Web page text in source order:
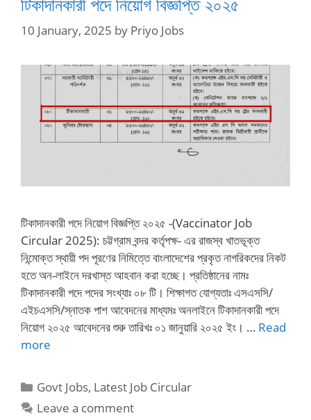
10 January, 2025 by Priyo Jobs
টিকাদানকারী পদে নিয়োগ বিজ্ঞপ্তি ২০২৫ -(Vaccinator Job
Circular 2025): চট্টগ্রাম বন্দর কর্তৃপক্ষ- এর রাজস্ব খাতভূক্ত
নিন্মোক্ত স্থায়ী পদ পূরণের নিমিত্তে বাংলাদেশের প্রকৃত নাগরিকদের নিকট
হতে অন-লাইনে দরখাস্ত আহবান করা হচ্ছে। প্রতিষ্ঠানের নামঃ
টিকাদানকারী পদে পদের সংখ্যাঃ ০৮ টি। শিক্ষাগত যোগ্যতাঃ এসএসসি/
এইচএসসি/স্নাতক পাশ আবেদনের মাধ্যমঃ অনলাইনে টিকাদানকারী পদে
নিয়োগ ২০২৫ আবেদনের শুরু তারিখঃ ০১ জানুয়ারি ২০২৫ ইং। … Read
more
Categories
Govt Jobs, Latest Job Circular
Leave a comment